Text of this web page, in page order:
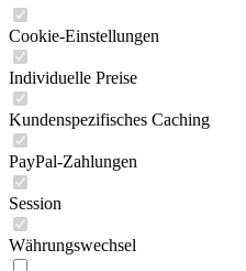
Cookie-Einstellungen
Individuelle Preise
Kundenspezifisches Caching
PayPal-Zahlungen
Session
Währungswechsel